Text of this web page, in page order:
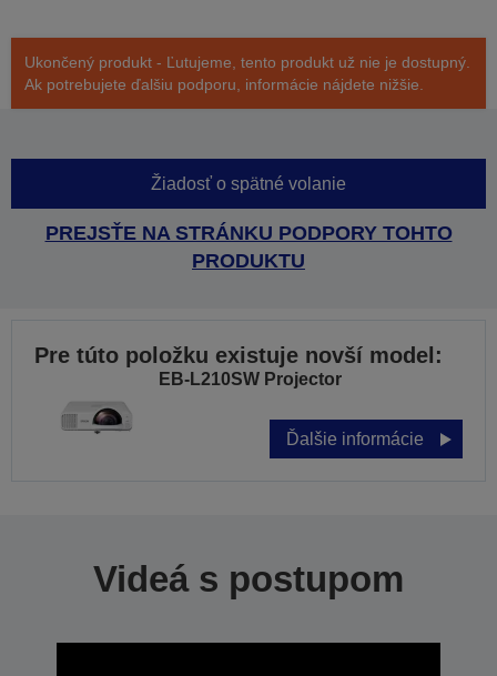
Ukončený produkt - Ľutujeme, tento produkt už nie je dostupný.
Ak potrebujete ďalšiu podporu, informácie nájdete nižšie.
Žiadosť o spätné volanie
PREJSŤE NA STRÁNKU PODPORY TOHTO
PRODUKTU
Pre túto položku existuje novší model:
EB-L210SW Projector
Ďalšie informácie
Videá s postupom